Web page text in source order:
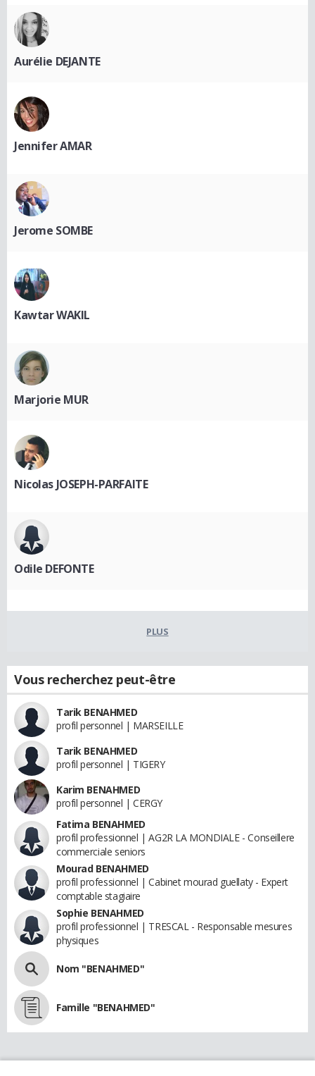
Aurélie DEJANTE
Jennifer AMAR
Jerome SOMBE
Kawtar WAKIL
Marjorie MUR
Nicolas JOSEPH-PARFAITE
Odile DEFONTE
PLUS
Vous recherchez peut-être
Tarik BENAHMED
profil personnel | MARSEILLE
Tarik BENAHMED
profil personnel | TIGERY
Karim BENAHMED
profil personnel | CERGY
Fatima BENAHMED
profil professionnel | AG2R LA MONDIALE - Conseillere
commerciale seniors
Mourad BENAHMED
profil professionnel | Cabinet mourad guellaty - Expert
comptable stagiaire
Sophie BENAHMED
profil professionnel | TRESCAL - Responsable mesures
physiques
Nom "BENAHMED"
Famille "BENAHMED"